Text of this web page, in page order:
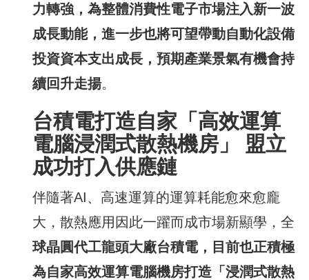
力轉強，為整體消費性電子市場注入新一波
成長動能，進一步也將可望帶動自動化設備
投資資本支出成長，預期產業景氣有機會持
續回升走揚。
台積電打造自家「高效運算
電腦浸潤式散熱機房」
盟立
成功打入供應鏈
伴隨著AI、高速運算的運算耗能愈來愈龐
大，散熱應用因此一躍而成市場新顯學，全
球晶圓代工龍頭大廠台積電，目前也正積極
為自家高效運算電腦機房打造「浸潤式散熱